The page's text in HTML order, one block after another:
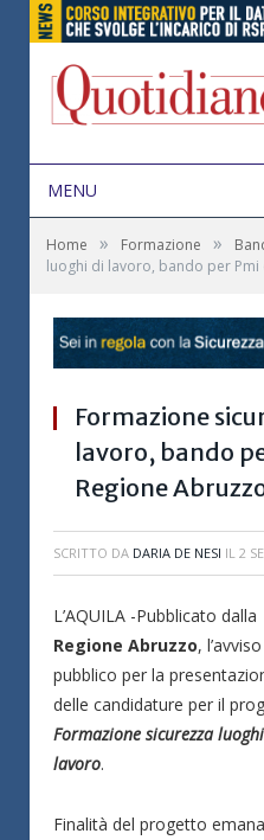
MENU
Home » Formazione »
luoghi di lavoro, bando per Pmi
Formazione
lavoro, bando
Regione
SCRITTO DA DARIA DE NESI IL 2
L’AQUILA -Pubblicato dalla
Regione Abruzzo, l’avviso
pubblico per la
delle candidature per il
Formazione sicurezza
lavoro.
Finalità del progetto